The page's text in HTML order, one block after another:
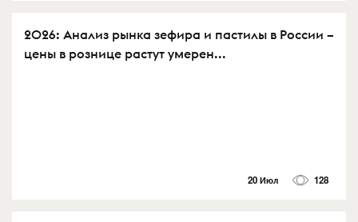
2026: Анализ рынка зефира и пастилы в России –
цены в рознице растут умерен...
20 Июл 128